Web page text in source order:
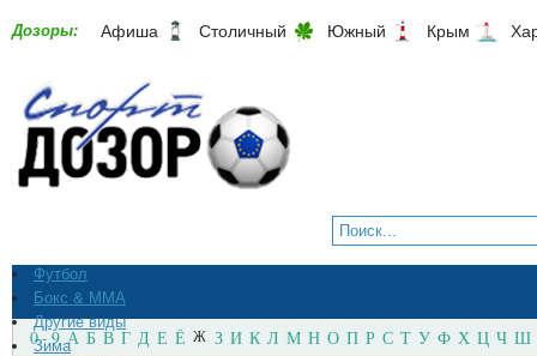
Дозоры: Афиша Столичный Южный Крым
Футбол
Бокс & ММА
Другие виды
Зима
0 - 9 А Б В Г Д Е Ё Ж З И К Л М Н О П Р С Т У Ф Х Ц Ч Ш